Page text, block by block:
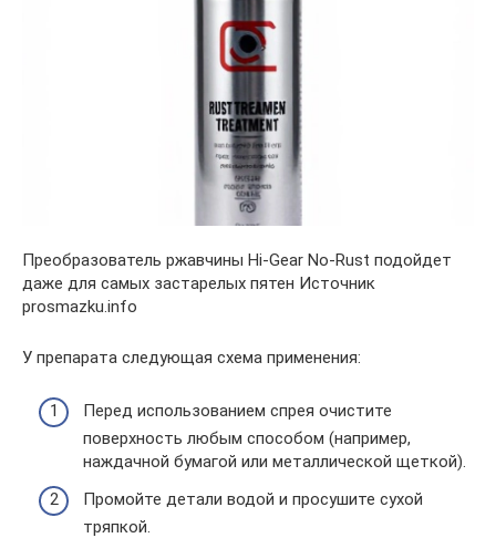
Преобразователь ржавчины Hi-Gear No-Rust подойдет
даже для самых застарелых пятен Источник
prosmazku.info
У препарата следующая схема применения:
Перед использованием спрея очистите
поверхность любым способом (например,
наждачной бумагой или металлической щеткой).
Промойте детали водой и просушите сухой
тряпкой.